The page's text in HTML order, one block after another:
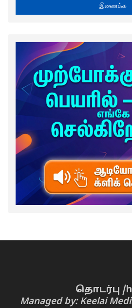
இணைக்க
தொடர்பு /
Managed by: Keelai